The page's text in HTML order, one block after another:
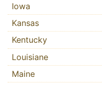
Iowa
Kansas
Kentucky
Louisiane
Maine